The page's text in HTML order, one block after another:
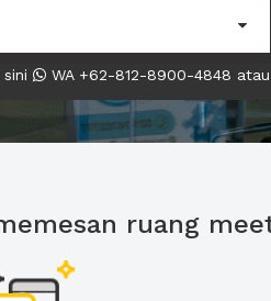
WA +62-812-8900-4848 atau
ruang